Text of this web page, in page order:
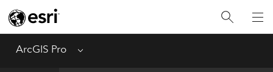
ArcGIS Pro Menu